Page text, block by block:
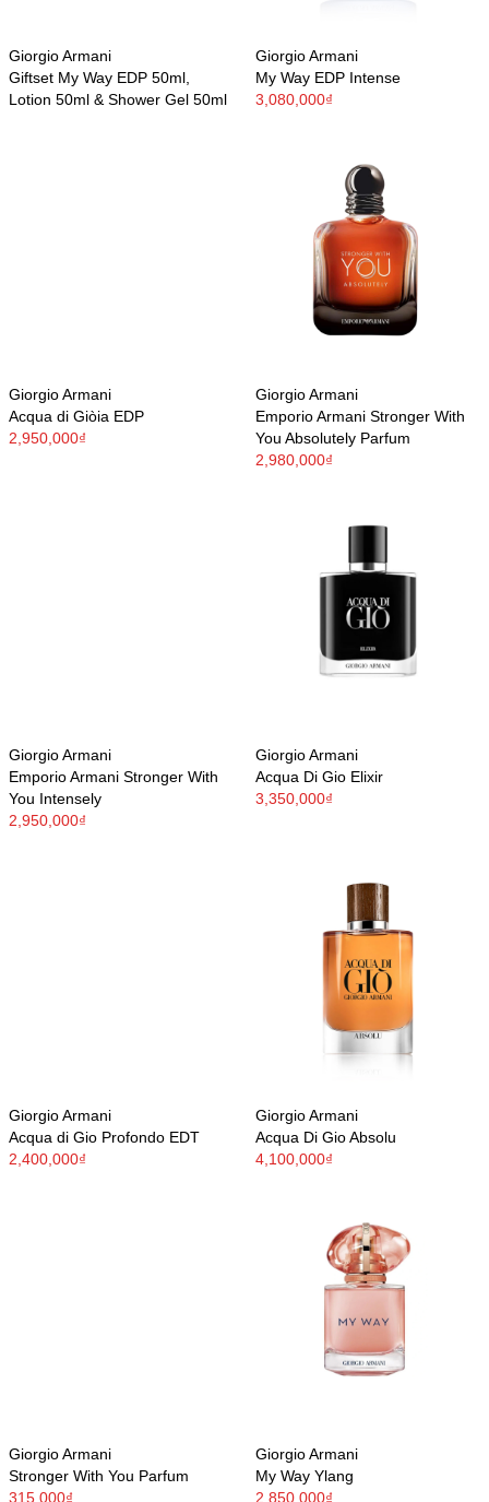
Giorgio Armani
Giftset My Way EDP 50ml,
Lotion 50ml & Shower Gel 50ml
Giorgio Armani
My Way EDP Intense
3,080,000₫
Giorgio Armani
Acqua di Giòia EDP
2,950,000₫
Giorgio Armani
Emporio Armani Stronger With
You Absolutely Parfum
2,980,000₫
Giorgio Armani
Emporio Armani Stronger With
You Intensely
2,950,000₫
Giorgio Armani
Acqua Di Gio Elixir
3,350,000₫
Giorgio Armani
Acqua di Gio Profondo EDT
2,400,000₫
Giorgio Armani
Acqua Di Gio Absolu
4,100,000₫
Giorgio Armani
Stronger With You Parfum
315,000₫
Giorgio Armani
My Way Ylang
2,850,000₫